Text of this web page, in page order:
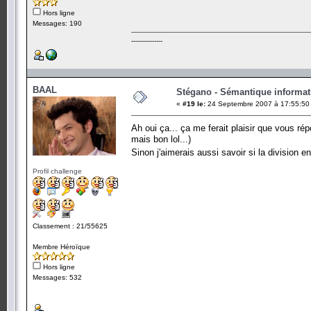
Hors ligne
Messages: 190
---------------
BAAL
Profil challenge
Classement : 21/55625
Membre Héroïque
Hors ligne
Messages: 532
Stégano - Sémantique
« #19 le: 24 Septembre 2007 à 17:55:50
Ah oui ça... ça me ferait plaisir que vous
mais bon lol...)
Sinon j'aimerais aussi savoir si la division